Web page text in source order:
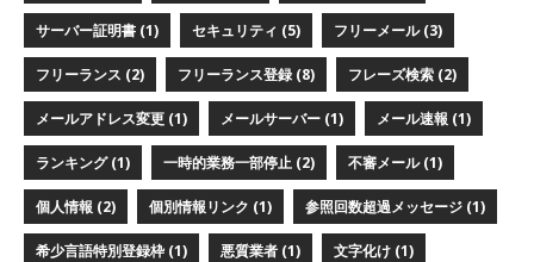
サーバー証明書 (1) セキュリティ (5) フリーメール (3)
フリーランス (2) フリーランス登録 (8) フレーズ検索 (2)
メールアドレス変更 (1) メールサーバー (1) メール速報 (1)
ランキング (1) 一時的業務一部停止 (2) 不審メール (1)
個人情報 (2) 個別情報リンク (1) 参照回数超過メッセージ (1)
希少言語特別登録枠 (1) 悪質業者 (1) 文字化け (1)